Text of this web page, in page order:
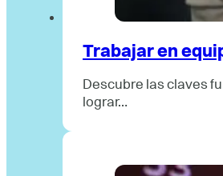
Trabajar en
Descubre las claves
lograr…